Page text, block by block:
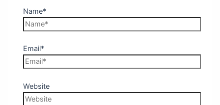
Name*
Email*
Website